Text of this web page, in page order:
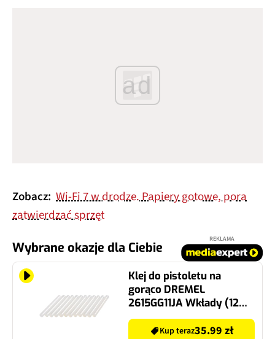
ad
Zobacz: Wi-Fi 7 w drodze. Papiery gotowe, pora
zatwierdzać sprzęt
Wybrane okazje dla Ciebie
REKLAMA
Klej do pistoletu na
gorąco DREMEL
2615GG11JA Wkłady (12
szt.) Przezroczysty
Kup teraz35.99 zł